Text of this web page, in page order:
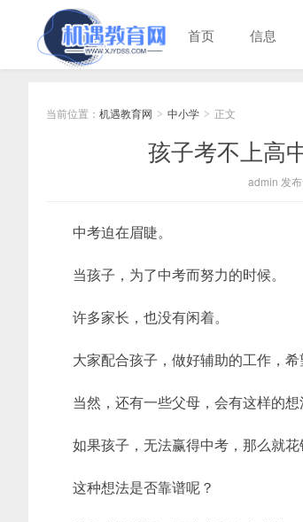
首页 信息
当前位置： 机遇教育网 > 中小学 > 正文
孩子考不上高
admin 发
中考迫在眉睫。
当孩子，为了中考而努力的时候。
许多家长，也没有闲着。
大家配合孩子，做好辅助的工作，希
当然，还有一些父母，会有这样的想
如果孩子，无法赢得中考，那么就花
这种想法是否靠谱呢？